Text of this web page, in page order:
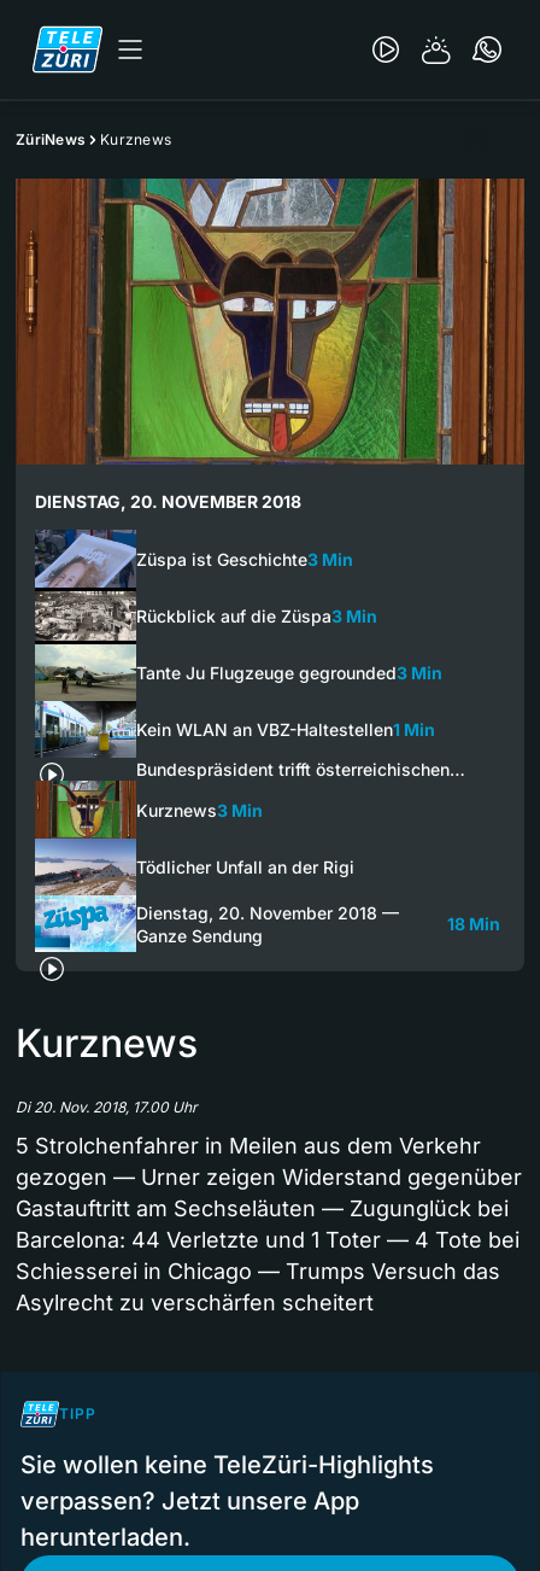
ZüriNews Kurznews
DIENSTAG, 20. NOVEMBER 2018
Züspa ist Geschichte3 Min
Rückblick auf die Züspa3 Min
Tante Ju Flugzeuge gegrounded3 Min
Kein WLAN an VBZ-Haltestellen1 Min
Bundespräsident trifft österreichischen…
Kurznews3 Min
Tödlicher Unfall an der Rigi
Dienstag, 20. November 2018 —
Ganze Sendung
18 Min
Kurznews
Di 20. Nov. 2018, 17.00 Uhr
5 Strolchenfahrer in Meilen aus dem Verkehr
gezogen — Urner zeigen Widerstand gegenüber
Gastauftritt am Sechseläuten — Zugunglück bei
Barcelona: 44 Verletzte und 1 Toter — 4 Tote bei
Schiesserei in Chicago — Trumps Versuch das
Asylrecht zu verschärfen scheitert
TIPP
Sie wollen keine TeleZüri-Highlights
verpassen? Jetzt unsere App
herunterladen.